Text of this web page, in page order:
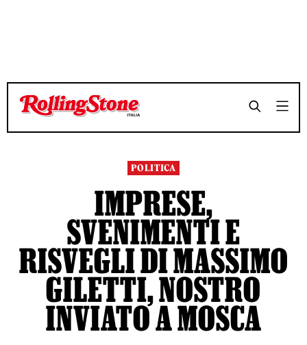
TEMPO DI LETTURA 6 MINUTI SHARE
TEMPO DI LETTURA 6 MINUTI SHARE
POLITICA
IMPRESE,
SVENIMENTI E
RISVEGLI DI MASSIMO
GILETTI, NOSTRO
INVIATO A MOSCA